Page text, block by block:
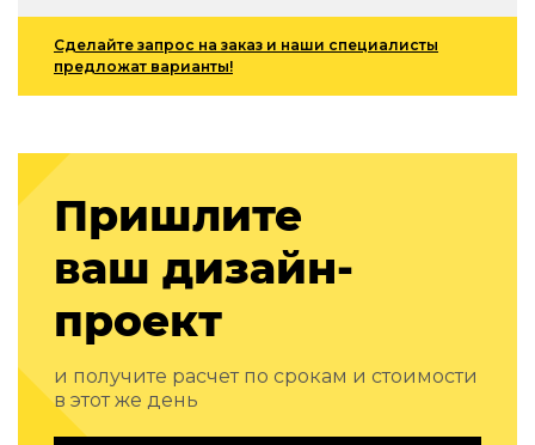
Сантехника и инженерия
Дизайнерские ванны
Подбор, производство и комплектация по вашему
Стены
Акустические панели
Стеновые декоративные панели
для террас
Террасные и фасадные системы
Биоклиматические перголы
Камень
Изделия из натурального мрамора и камня
Светящийся камень
Сделайте запрос на заказ и наши специалисты
предложат варианты!
Пришлите
ваш дизайн-
проект
и получите расчет по срокам и стоимости
в этот же день